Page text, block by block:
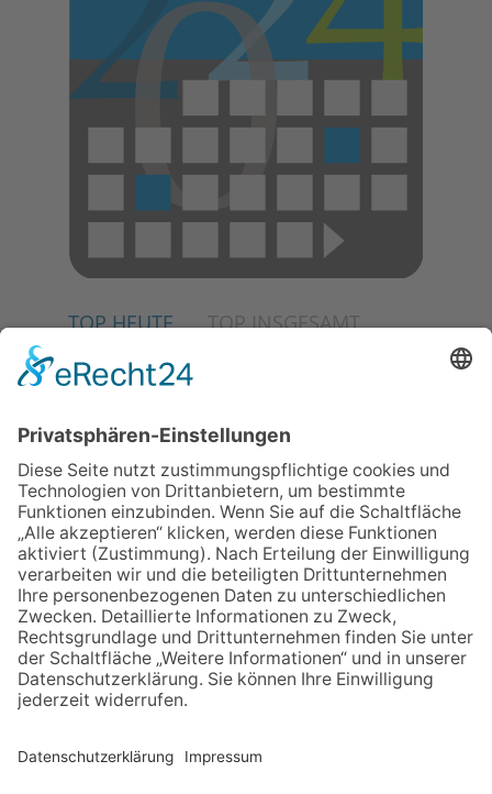
TOP HEUTE TOP INSGESAMT
06.08.2026
06.08.2026
„Freundschaft, das ist wie
Heimat“ – Lions-Präsident
Jürgen Rohrmann setzt auf
Gemeinschaft und Bewährtes
06.08.2026
„Rock auf der Burg“ lässt
Königstein beben
06.08.2026
Nachhaltigkeits-Akteure
vernetzen sich
06.08.2026
Strategien gegen Mental Load:
Gruppen-Coaching für Frauen